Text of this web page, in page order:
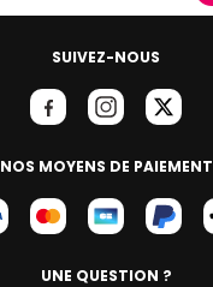
SUIVEZ-NOUS
NOS MOYENS DE PAIEMENT
UNE QUESTION ?